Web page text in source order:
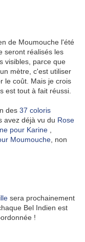
de Moumouche l'été
seront réalisés les
visibles, parce que
mètre, c'est utiliser
le coût. Mais je crois
est tout à fait réussi.
des 37 coloris
avez déjà vu du Rose
pour Karine
Moumouche , non
sera prochainement
Bel Indien est
!